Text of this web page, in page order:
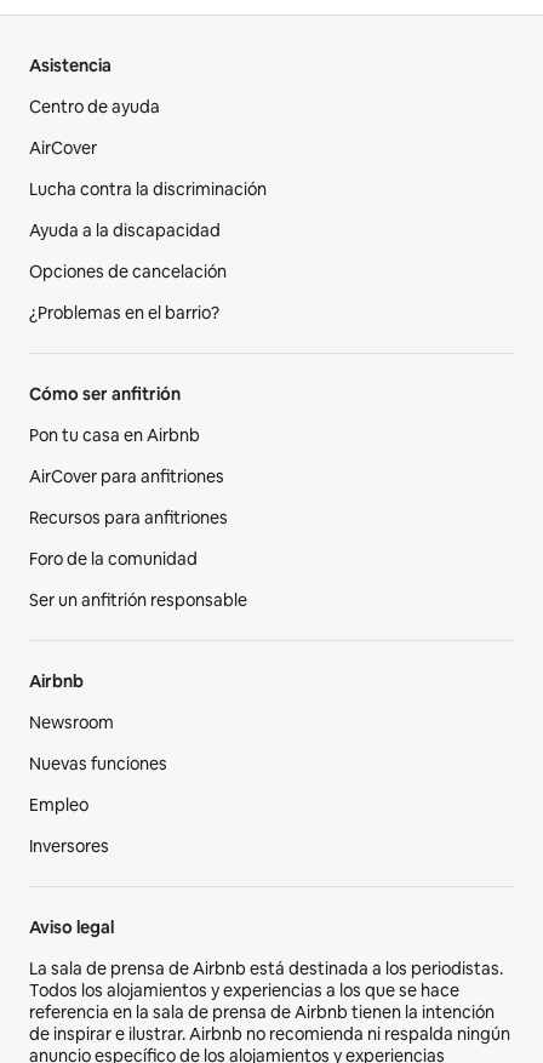
Asistencia
Centro de ayuda
AirCover
Lucha contra la discriminación
Ayuda a la discapacidad
Opciones de cancelación
¿Problemas en el barrio?
Cómo ser anfitrión
Pon tu casa en Airbnb
AirCover para anfitriones
Recursos para anfitriones
Foro de la comunidad
Ser un anfitrión responsable
Airbnb
Newsroom
Nuevas funciones
Empleo
Inversores
Aviso legal
La sala de prensa de Airbnb está destinada a los periodistas.
Todos los alojamientos y experiencias a los que se hace
referencia en la sala de prensa de Airbnb tienen la intención
de inspirar e ilustrar. Airbnb no recomienda ni respalda ningún
anuncio específico de los alojamientos y experiencias